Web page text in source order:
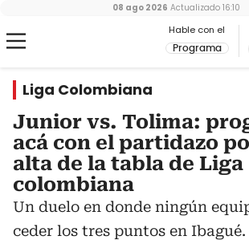
Hable con el
Programa
08 ago 2026 Actualizado 16:10
Liga Colombiana
Junior vs. Tolima:
acá con el partidazo
alta de la tabla de Liga
colombiana
Un duelo en donde ningún
ceder los tres puntos en Ibagué.